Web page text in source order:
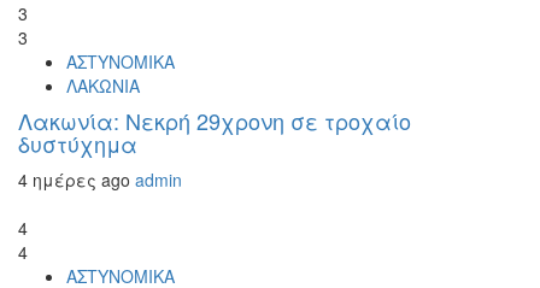
3
3
ΑΣΤΥΝΟΜΙΚΑ
ΛΑΚΩΝΙΑ
Λακωνία: Νεκρή 29χρονη σε τροχαίο
δυστύχημα
4 ημέρες ago admin
4
4
ΑΣΤΥΝΟΜΙΚΑ